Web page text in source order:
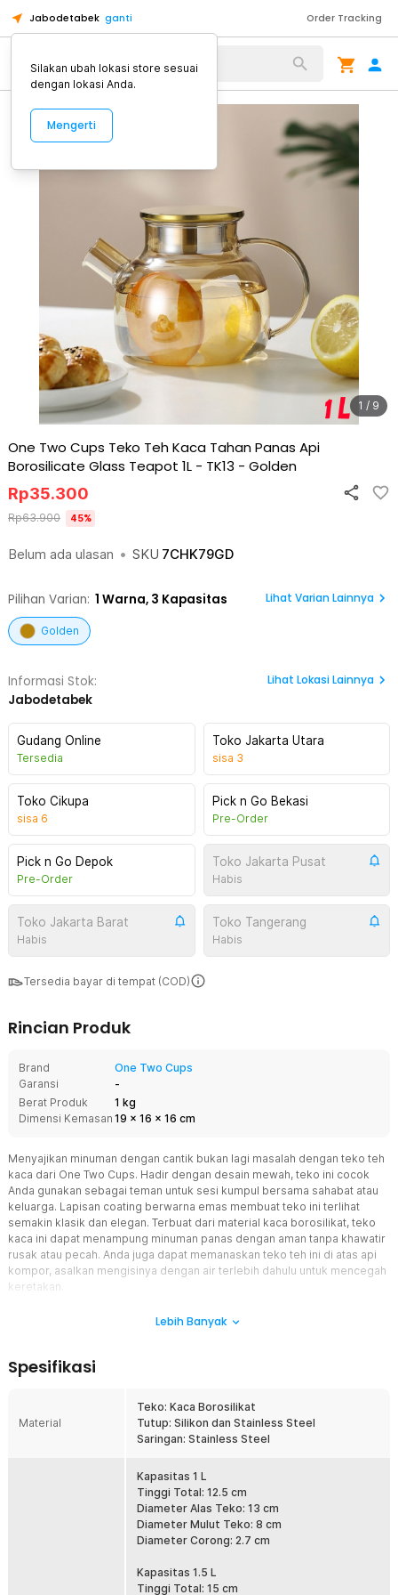
Jabodetabek ganti Order Tracking
Alat Kopi
1 / 9
One Two Cups Teko Teh Kaca Tahan Panas Api
Borosilicate Glass Teapot 1L - TK13 - Golden
Belum ada ulasan • SKU 7CHK79GD
Rp35.300
Rp63.900 45%
Pilihan Varian: 1 Warna, 3 Kapasitas Lihat Varian Lainnya
Golden
Informasi Stok:
Jabodetabek
Lihat Lokasi Lainnya
Gudang Online
Tersedia
Toko Jakarta Utara
sisa 3
Toko Cikupa
sisa 6
Pick n Go Bekasi
Pre-Order
Pick n Go Depok
Pre-Order
Toko Jakarta Pusat
Habis
Toko Jakarta Barat
Habis
Toko Tangerang
Habis
Tersedia bayar di tempat (COD)
Rincian Produk
Brand
One Two Cups
Garansi
-
Berat Produk
1 kg
Dimensi Kemasan 19 x 16 x 16 cm
Menyajikan minuman dengan cantik bukan lagi masalah dengan teko teh
kaca dari One Two Cups. Hadir dengan desain mewah, teko ini cocok
Anda gunakan sebagai teman untuk sesi kumpul bersama sahabat atau
keluarga. Lapisan coating berwarna emas membuat teko ini terlihat
semakin klasik dan elegan. Terbuat dari material kaca borosilikat, teko
kaca ini dapat menampung minuman panas dengan aman tanpa khawatir
rusak atau pecah. Anda juga dapat memanaskan teko teh ini di atas api
kompor, asalkan mengisinya dengan air terlebih dahulu untuk mencegah
keretakan.
Jika Anda mencari teko yang tepat untuk melengkapi sesi kumpul
adalah pilihan yang tepat. Dibuat khusus untuk Anda yang suka
peralatan dapur dengan model klasik dan elegan, teko ini hadir
dengan perpaduan warna transparan dan emas yang cantik.
Coating emas pada bagian badan teko semakin menonjolkan kesan
Pada bagian mulut teko, Anda dapat menemukan aksesori berupa
saringan dari material stainless steel berbentuk spiral. Aksesori ini
berfungsi untuk menyaring ampas teh, buah, atau bahan minuman
dapat mengatur aliran air yang keluar sehingga tidak meleset atau
Lebih Banyak
Spesifikasi
Material
Teko: Kaca Borosilikat
Tutup: Silikon dan Stainless Steel
Saringan: Stainless Steel
Kapasitas 1 L
Tinggi Total: 12.5 cm
Diameter Alas Teko: 13 cm
Diameter Mulut Teko: 8 cm
Diameter Corong: 2.7 cm
Kapasitas 1.5 L
Tinggi Total: 15 cm
Silakan ubah lokasi store sesuai
dengan lokasi Anda.
Mengerti